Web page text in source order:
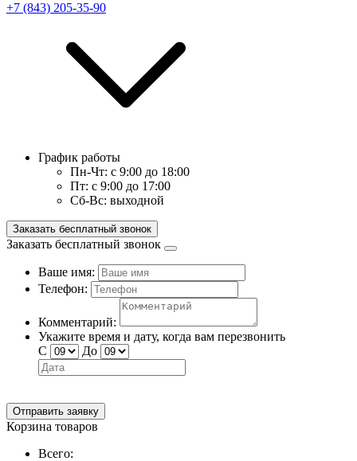
+7 (843) 205-35-90
График работы
Пн-Чт: с 9:00 до 18:00
Пт: с 9:00 до 17:00
Сб-Вс: выходной
Заказать бесплатный звонок
Заказать бесплатный звонок
Ваше имя:
Телефон:
Комментарий:
Укажите время и дату, когда вам перезвонить
С
До
Отправить заявку
Корзина товаров
Всего: